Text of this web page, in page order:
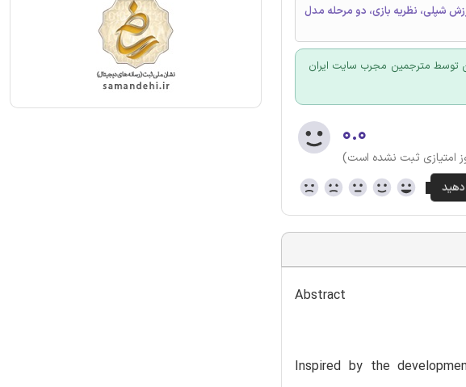
شپلی، نظریه بازی، دو مرحله مدل
توسط مترجمین مجرب سایت ایران
۰.۰
امتیازی ثبت نشده است)
Abstract
Inspired by the